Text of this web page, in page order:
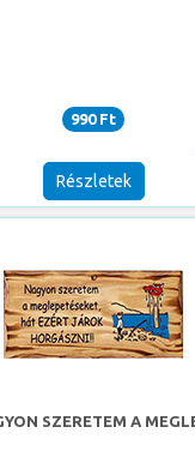
990 Ft
Részletek
SZERETEM A